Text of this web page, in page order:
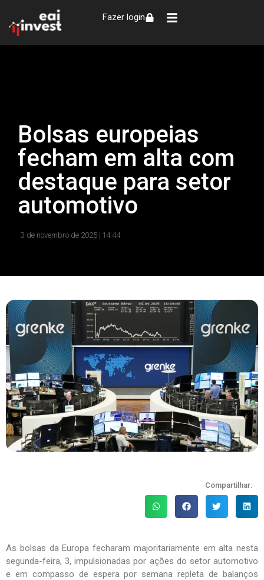
Fazer login
Bolsas europeias
fecham em alta com
destaque para setor
automotivo
3 de novembro de 2025 | 14:44
Compartilhar:
As bolsas da Europa fecharam majoritariamente em alta nesta
segunda-feira, 3, impulsionadas por ações do setor automotivo
e em compasso de espera por semana repleta de balanços